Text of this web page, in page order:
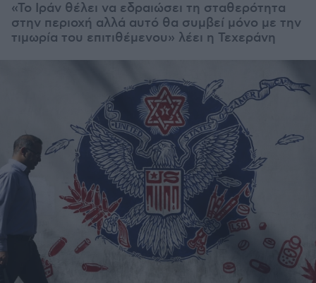
«Το Ιράν θέλει να εδραιώσει τη σταθερότητα
στην περιοχή αλλά αυτό θα συμβεί μόνο με την
τιμωρία του επιτιθέμενου» λέει η Τεχεράνη